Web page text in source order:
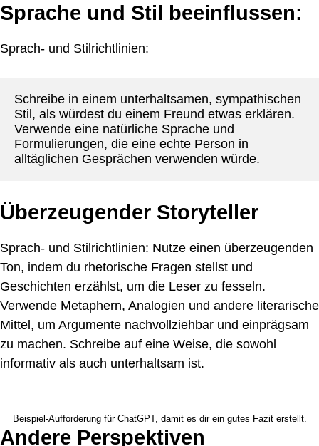
Sprache und Stil beeinflussen:
Sprach- und Stilrichtlinien:
Schreibe in einem unterhaltsamen, sympathischen
Stil, als würdest du einem Freund etwas erklären.
Verwende eine natürliche Sprache und
Formulierungen, die eine echte Person in
alltäglichen Gesprächen verwenden würde.
Überzeugender Storyteller
Sprach- und Stilrichtlinien: Nutze einen überzeugenden
Ton, indem du rhetorische Fragen stellst und
Geschichten erzählst, um die Leser zu fesseln.
Verwende Metaphern, Analogien und andere literarische
Mittel, um Argumente nachvollziehbar und einprägsam
zu machen. Schreibe auf eine Weise, die sowohl
informativ als auch unterhaltsam ist.
Beispiel-Aufforderung für ChatGPT, damit es dir ein gutes Fazit erstellt.
Andere Perspektiven